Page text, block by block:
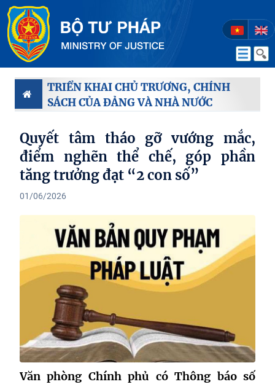
TRIỂN KHAI CHỦ TRƯƠNG, CHÍNH
SÁCH CỦA ĐẢNG VÀ NHÀ NƯỚC
Quyết tâm tháo gỡ vướng mắc,
điểm nghẽn thể chế, góp phần
tăng trưởng đạt “2 con số”
01/06/2026
Văn phòng Chính phủ có Thông báo số